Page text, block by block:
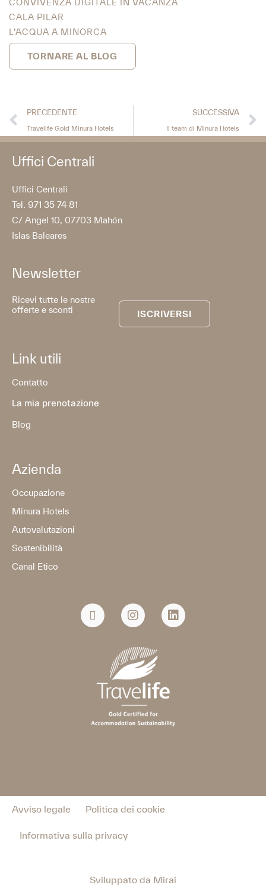
CONVIVENZA DIGITALE IN VACANZA
CALA PILAR
L’ACQUA A MINORCA
TORNARE AL BLOG
PRECEDENTE
Travelife Gold Minura Hotels
SUCCESSIVA
Il team di Minura Hotels
Uffici Centrali
Uffici Centrali
Tel. 971 35 74 81
C/ Angel 10, 07703 Mahón
Islas Baleares
Newsletter
Ricevi tutte le nostre
offerte e sconti
ISCRIVERSI
Link utili
Contatto
La mia prenotazione
Blog
Azienda
Occupazione
Minura Hotels
Autovalutazioni
Sostenibilità
Canal Etico
Avviso legale Politica dei cookie
Informativa sulla privacy
Sviluppato da Mirai